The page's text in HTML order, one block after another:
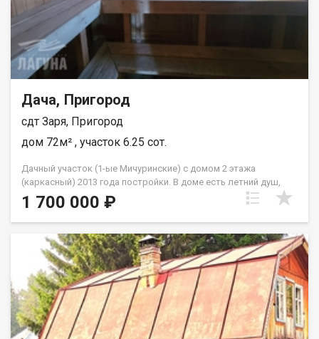
JV008070107613
Дача, Пригород
сдт Заря, Пригород
дом 72м² , участок 6.25 сот.
Дачный участок (1-ые Мичуринские) с домом 2 этажа
(каркасный) 2013 года постройки. В доме есть летний душ,
септик на 3 куба. Пристроена веранда (мангальная зона), баня
новая. Вода по расписанию, есть накопитель 1 м3. Без
насаждений.
1 700 000 ₽